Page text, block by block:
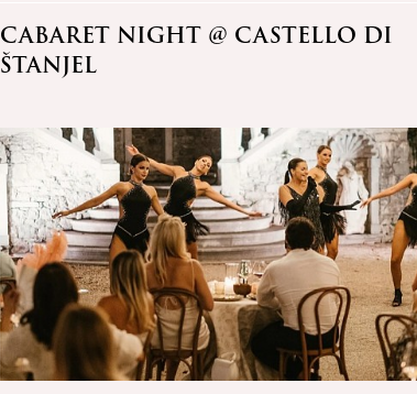
CABARET NIGHT @ CASTELLO DI
ŠTANJEL